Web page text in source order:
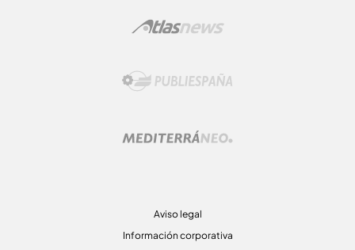
Aviso legal
Información corporativa